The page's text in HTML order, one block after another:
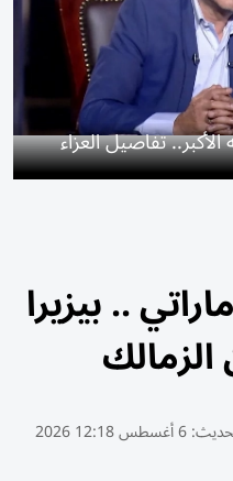
تفاصيل العزاء
.. بيزيرا
6 أغسطس 12:18 2026